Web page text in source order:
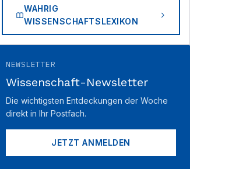
WAHRIG
WISSENSCHAFTSLEXIKON
NEWSLETTER
Wissenschaft-Newsletter
Die wichtigsten Entdeckungen der Woche
direkt in Ihr Postfach.
JETZT ANMELDEN